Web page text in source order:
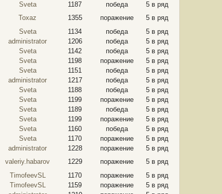
Sveta 1187 победа
5 в ряд
Toxaz 1355 поражение
5 в ряд
Sveta 1134 победа
5 в ряд
administrator 1206 победа
5 в ряд
Sveta 1142 победа
5 в ряд
Sveta 1198 поражение
5 в ряд
Sveta 1151 победа
5 в ряд
administrator 1217 победа
5 в ряд
Sveta 1188 победа
5 в ряд
Sveta 1199 поражение
5 в ряд
Sveta 1189 победа
5 в ряд
Sveta 1199 поражение
5 в ряд
Sveta 1160 победа
5 в ряд
Sveta 1170 поражение
5 в ряд
administrator 1228 поражение
5 в ряд
valeriy.habarov 1229 поражение
5 в ряд
TimofeevSL 1170 поражение
5 в ряд
TimofeevSL 1159 поражение
5 в ряд